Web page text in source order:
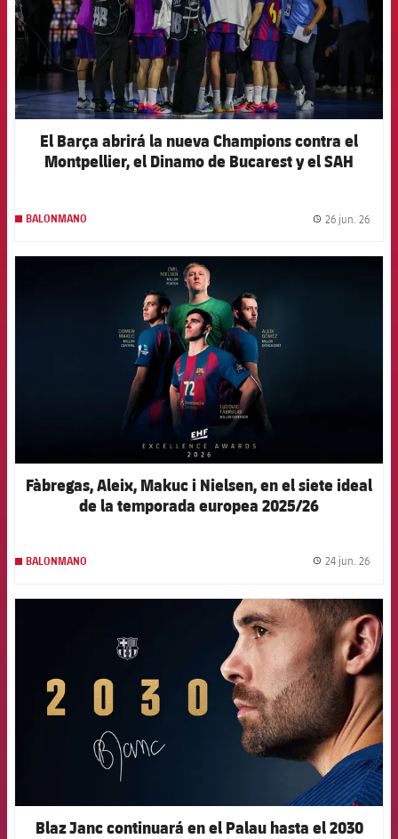
El Barça abrirá la nueva Champions contra el
Montpellier, el Dinamo de Bucarest y el SAH
BALONMANO 26 jun. 26
FCB Barcelona badge
Fàbregas, Aleix, Makuc i Nielsen, en el siete ideal
de la temporada europea 2025/26
BALONMANO 24 jun. 26
FCB Barcelona badge
Blaz Janc continuará en el Palau hasta el 2030